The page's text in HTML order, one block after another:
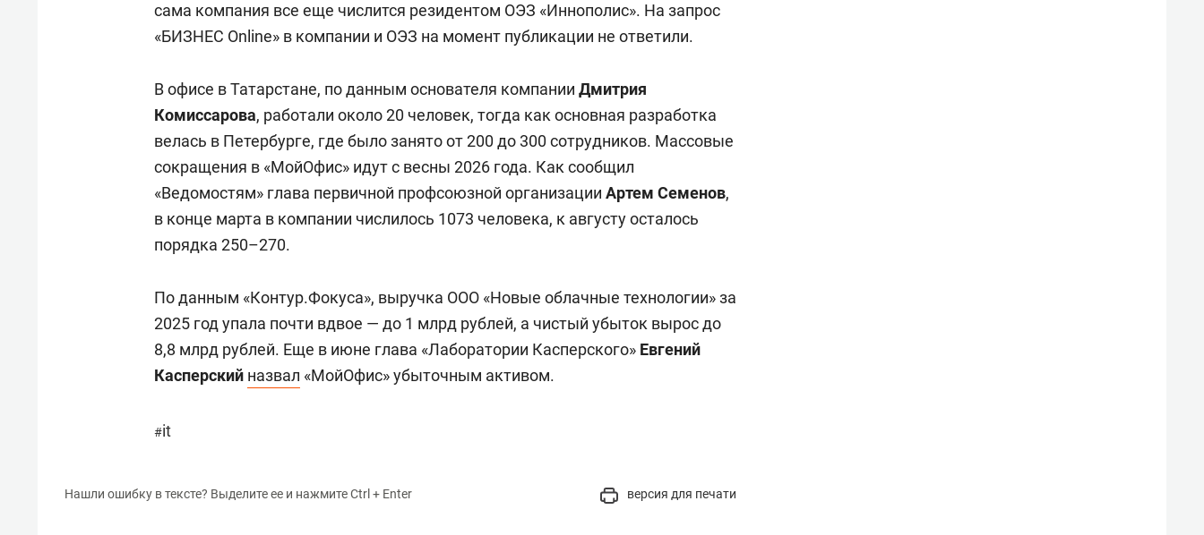
сама компания все еще числится резидентом ОЭЗ «Иннополис». На запрос
«БИЗНЕС Online» в компании и ОЭЗ на момент публикации не ответили.
В офисе в Татарстане, по данным основателя компании Дмитрия
Комиссарова, работали около 20 человек, тогда как основная разработка
велась в Петербурге, где было занято от 200 до 300 сотрудников. Массовые
сокращения в «МойОфис» идут с весны 2026 года. Как сообщил
«Ведомостям» глава первичной профсоюзной организации Артем Семенов,
в конце марта в компании числилось 1073 человека, к августу осталось
порядка 250–270.
По данным «Контур.Фокуса», выручка ООО «Новые облачные технологии» за
2025 год упала почти вдвое — до 1 млрд рублей, а чистый убыток вырос до
8,8 млрд рублей. Еще в июне глава «Лаборатории Касперского» Евгений
Касперский назвал «МойОфис» убыточным активом.
#it
Нашли ошибку в тексте? Выделите ее и нажмите Ctrl + Enter версия для печати